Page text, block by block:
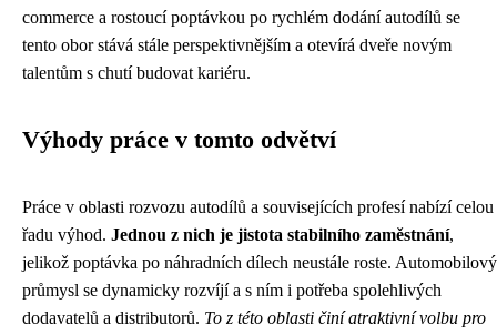
commerce a rostoucí poptávkou po rychlém dodání autodílů se
tento obor stává stále perspektivnějším a otevírá dveře novým
talentům s chutí budovat kariéru.
Výhody práce v tomto odvětví
Práce v oblasti rozvozu autodílů a souvisejících profesí nabízí celou
řadu výhod. Jednou z nich je jistota stabilního zaměstnání,
jelikož poptávka po náhradních dílech neustále roste. Automobilový
průmysl se dynamicky rozvíjí a s ním i potřeba spolehlivých
dodavatelů a distributorů. To z této oblasti činí atraktivní volbu pro